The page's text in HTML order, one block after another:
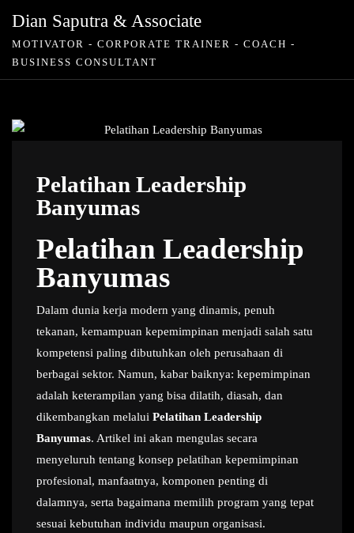
Dian Saputra & Associate
MOTIVATOR - CORPORATE TRAINER - COACH -
BUSINESS CONSULTANT
Pelatihan Leadership
Banyumas
Pelatihan Leadership
Banyumas
Dalam dunia kerja modern yang dinamis, penuh
tekanan, kemampuan kepemimpinan menjadi salah satu
kompetensi paling dibutuhkan oleh perusahaan di
berbagai sektor. Namun, kabar baiknya: kepemimpinan
adalah keterampilan yang bisa dilatih, diasah, dan
dikembangkan melalui Pelatihan Leadership
Banyumas. Artikel ini akan mengulas secara
menyeluruh tentang konsep pelatihan kepemimpinan
profesional, manfaatnya, komponen penting di
dalamnya, serta bagaimana memilih program yang tepat
sesuai kebutuhan individu maupun organisasi.